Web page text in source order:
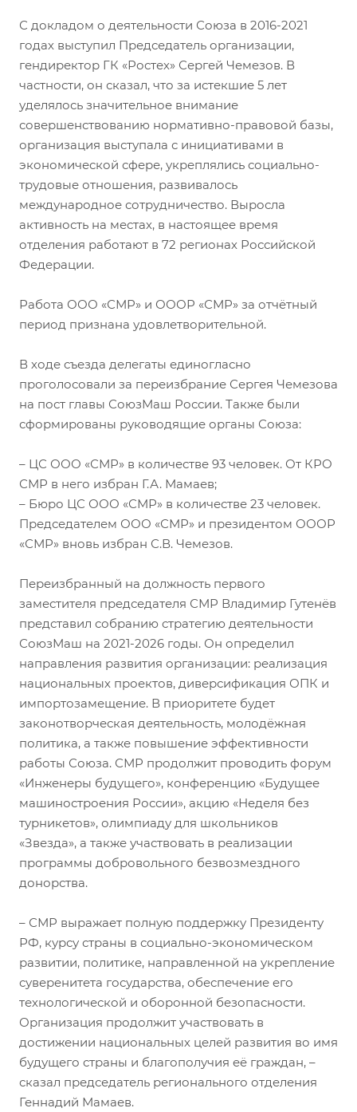
С докладом о деятельности Союза в 2016-2021
годах выступил Председатель организации,
гендиректор ГК «Ростех» Сергей Чемезов. В
частности, он сказал, что за истекшие 5 лет
уделялось значительное внимание
совершенствованию нормативно-правовой базы,
организация выступала с инициативами в
экономической сфере, укреплялись социально-
трудовые отношения, развивалось
международное сотрудничество. Выросла
активность на местах, в настоящее время
отделения работают в 72 регионах Российской
Федерации.
Работа ООО «СМР» и ОООР «СМР» за отчётный
период признана удовлетворительной.
В ходе съезда делегаты единогласно
проголосовали за переизбрание Сергея Чемезова
на пост главы СоюзМаш России. Также были
сформированы руководящие органы Союза:
– ЦС ООО «СМР» в количестве 93 человек. От КРО
СМР в него избран Г.А. Мамаев;
– Бюро ЦС ООО «СМР» в количестве 23 человек.
Председателем ООО «СМР» и президентом ОООР
«СМР» вновь избран С.В. Чемезов.
Переизбранный на должность первого
заместителя председателя СМР Владимир Гутенёв
представил собранию стратегию деятельности
СоюзМаш на 2021-2026 годы. Он определил
направления развития организации: реализация
национальных проектов, диверсификация ОПК и
импортозамещение. В приоритете будет
законотворческая деятельность, молодёжная
политика, а также повышение эффективности
работы Союза. СМР продолжит проводить форум
«Инженеры будущего», конференцию «Будущее
машиностроения России», акцию «Неделя без
турникетов», олимпиаду для школьников
«Звезда», а также участвовать в реализации
программы добровольного безвозмездного
донорства.
– СМР выражает полную поддержку Президенту
РФ, курсу страны в социально-экономическом
развитии, политике, направленной на укрепление
суверенитета государства, обеспечение его
технологической и оборонной безопасности.
Организация продолжит участвовать в
достижении национальных целей развития во имя
будущего страны и благополучия её граждан, –
сказал председатель регионального отделения
Геннадий Мамаев.